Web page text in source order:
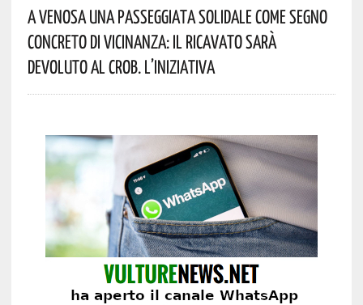
A Venosa Una Passeggiata Solidale Come Segno
Concreto Di Vicinanza: Il Ricavato Sarà
Devoluto Al CROB. L’iniziativa